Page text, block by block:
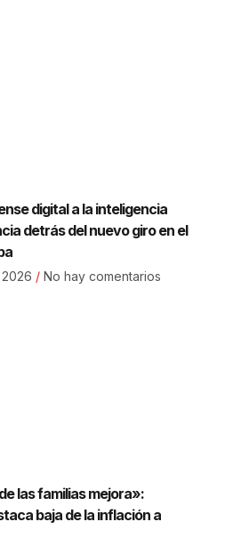
digital a la inteligencia
detrás del nuevo giro en el
No hay comentarios
las familias mejora»:
baja de la inflación a